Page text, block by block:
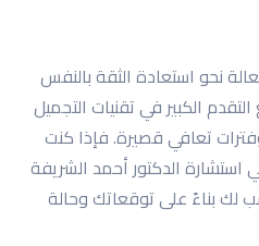
نحو استعادة الثقة بالنفس
الكبير في تقنيات التجميل
وفترات تعافي قصيرة. فإذا كنت
استشارة الدكتور أحمد الشريفة
لك بناءً على توقعاتك وحالة